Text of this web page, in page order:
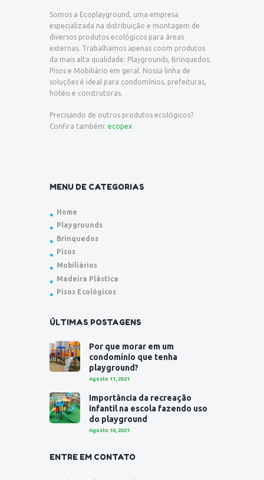
Somos a Ecoplayground, uma empresa
especializada na distribuição e montagem de
diversos produtos ecológicos para áreas
externas. Trabalhamos apenas coom produtos
da mais alta qualidade: Playgrounds, Brinquedos,
Pisos e Mobiliário em geral. Nossa linha de
soluções é ideal para condomínios, prefeituras,
hotéis e construtoras.
Precisando de outros produtos ecológicos?
Confira também: ecopex
MENU DE CATEGORIAS
Home
Playgrounds
Brinquedos
Pisos
Mobiliários
Madeira Plástica
Pisos Ecológicos
ÚLTIMAS POSTAGENS
Por que morar em um
condomínio que tenha
playground?
Agosto 11, 2021
Importância da recreação
infantil na escola fazendo uso
do playground
Agosto 10, 2021
ENTRE EM CONTATO